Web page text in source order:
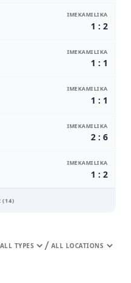
IMEKAMILIKA
1 : 2
IMEKAMILIKA
1 : 1
IMEKAMILIKA
1 : 1
IMEKAMILIKA
2 : 6
IMEKAMILIKA
1 : 2
(14)
/